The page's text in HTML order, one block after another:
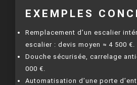
EXEMPLES
Remplacement d’un escalier
escalier : devis moyen ≈ 4 500 €.
Douche sécurisée, carrelage
000 €.
Automatisation d’une porte